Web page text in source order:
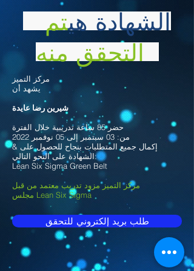
الشهادة هيتم
مركز التميز
يشهد أن
شيرين رضا عايدة
حضر 85 ساعة تدريبية خلال الفترة
من: 03 سبتمبر إلى 05 نوفمبر 2022
& إكمال جميع المتطلبات بنجاح للحصول على
الشهادة على النحو التالي:
Lean Six Sigma Green Belt
مركز التميز مزود تدريب معتمد من قبل
مجلس Lean Six Sigma
طلب بريد إلكتروني للتحقق